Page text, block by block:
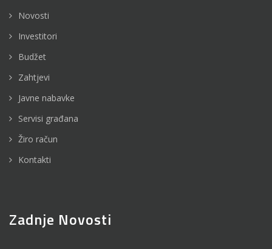
Novosti
Investitori
Budžet
Zahtjevi
Javne nabavke
Servisi građana
Žiro račun
Kontakti
Zadnje Novosti